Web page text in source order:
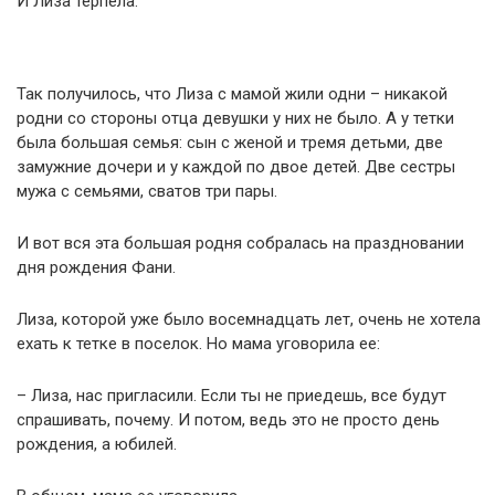
Так получилось, что Лиза с мамой жили одни – никакой
родни со стороны отца девушки у них не было. А у тетки
была большая семья: сын с женой и тремя детьми, две
замужние дочери и у каждой по двое детей. Две сестры
мужа с семьями, сватов три пары.
И вот вся эта большая родня собралась на праздновании
дня рождения Фани.
Лиза, которой уже было восемнадцать лет, очень не хотела
ехать к тетке в поселок. Но мама уговорила ее:
– Лиза, нас пригласили. Если ты не приедешь, все будут
спрашивать, почему. И потом, ведь это не просто день
рождения, а юбилей.